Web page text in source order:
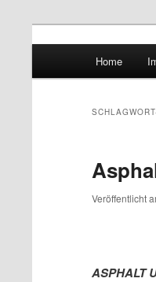
Zum
Zum
Home
Veröffentlicht
ASPHALT